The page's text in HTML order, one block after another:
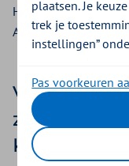
Hierdoor is de
Amsterdam
Voordelen
Kruis
plaatsen. Je
trek je
instellingen”
Pas voorkeuren